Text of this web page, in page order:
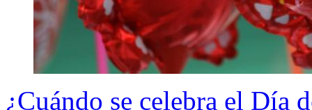
¿Cuándo se celebra el Día